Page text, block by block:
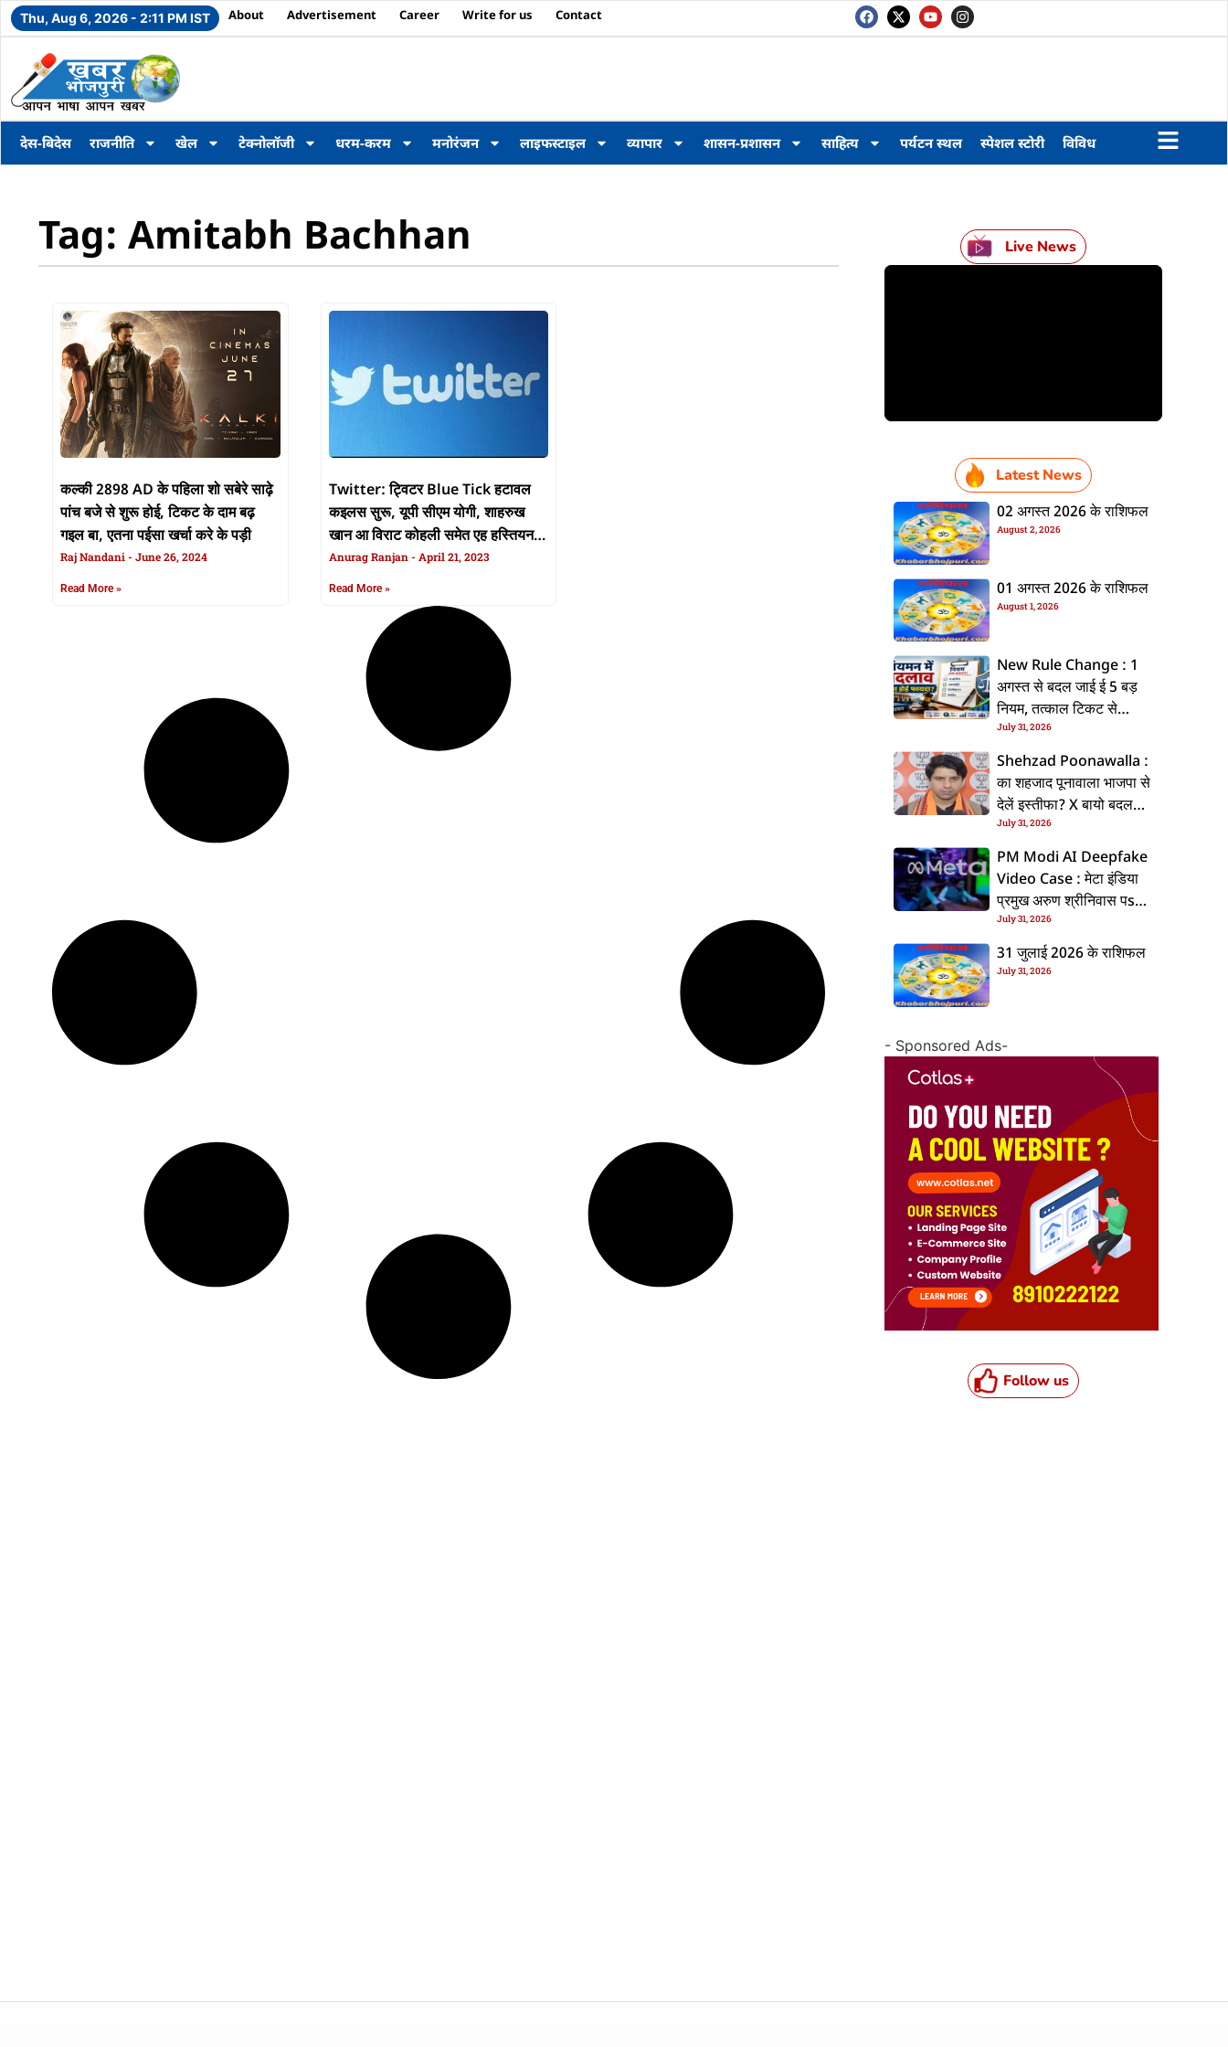
Thu, Aug 6, 2026 - 2:11 PM IST About Advertisement Career Write for us Contact
देस-बिदेस राजनीति खेल टेक्नोलॉजी धरम-करम मनोरंजन लाइफस्टाइल व्यापार शासन-प्रशासन साहित्य पर्यटन स्थल स्पेशल स्टोरी विविध
Tag: Amitabh Bachhan
कल्की 2898 AD के पहिला शो सबेरे साढ़े
पांच बजे से शुरू होई, टिकट के दाम बढ़
गइल बा, एतना पईसा खर्चा करे के पड़ी
Raj Nandani June 26, 2024
Read More »
Twitter: ट्विटर Blue Tick हटावल
कइलस सुरू, यूपी सीएम योगी, शाहरुख
खान आ विराट कोहली समेत एह हस्तियन के
ब्लू टिक हटल
Anurag Ranjan April 21, 2023
Read More »
Live News
Latest News
02 अगस्त 2026 के राशिफल
August 2, 2026
01 अगस्त 2026 के राशिफल
August 1, 2026
New Rule Change : 1
अगस्त से बदल जाई ई 5 बड़
नियम, तत्काल टिकट से
CKYC तक जानीं नया अपडेट
July 31, 2026
Shehzad Poonawalla :
का शहजाद पूनावाला भाजपा से
देलें इस्तीफा? X बायो बदलला
के बाद बढ़ल चरचा, जानीं पूरा
ममिला
July 31, 2026
PM Modi AI Deepfake
Video Case : मेटा इंडिया
प्रमुख अरुण श्रीनिवास पs
एफआईआर, जानीं पूरा ममिला
July 31, 2026
31 जुलाई 2026 के राशिफल
July 31, 2026
- Sponsored Ads-
Follow us